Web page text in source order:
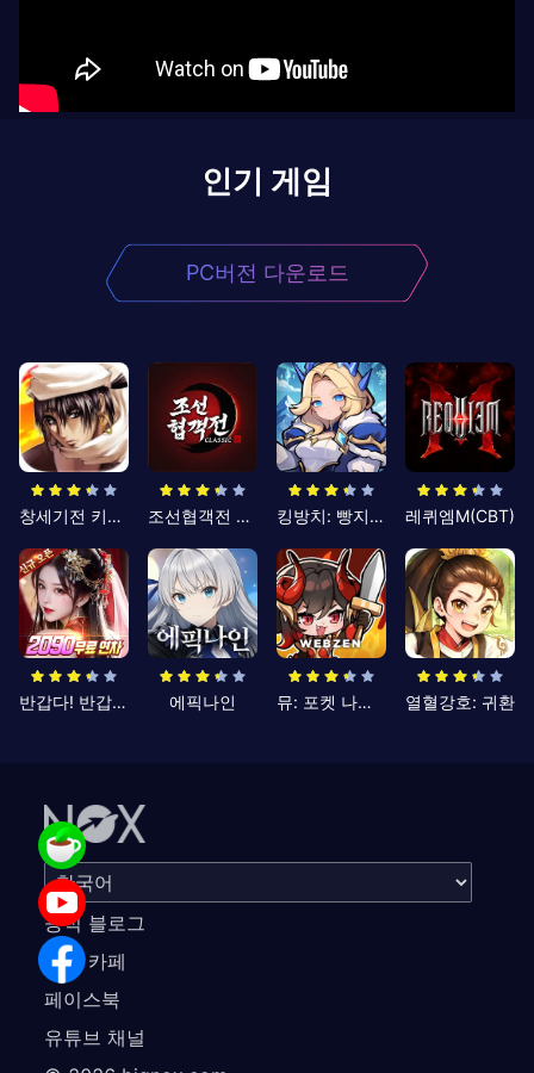
인기 게임
PC버전 다운로드
창세기전 키우기 조선협객전 클래식 킹방치: 빵지의 제왕 레퀴엠M(CBT)
반갑다! 반갑삼국지 에픽나인 뮤: 포켓 나이츠 열혈강호: 귀환
공식 블로그
공식 카페
페이스북
유튜브 채널